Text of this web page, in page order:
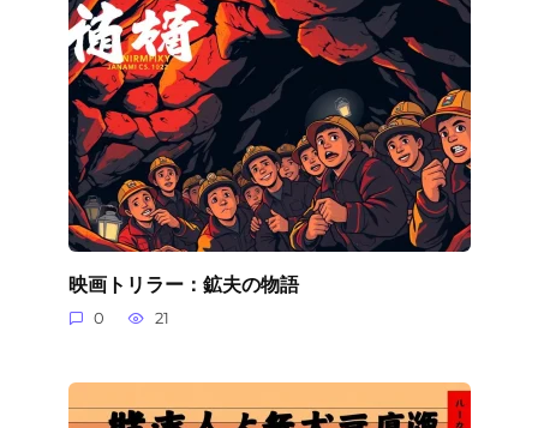
映画トリラー：鉱夫の物語
0 21